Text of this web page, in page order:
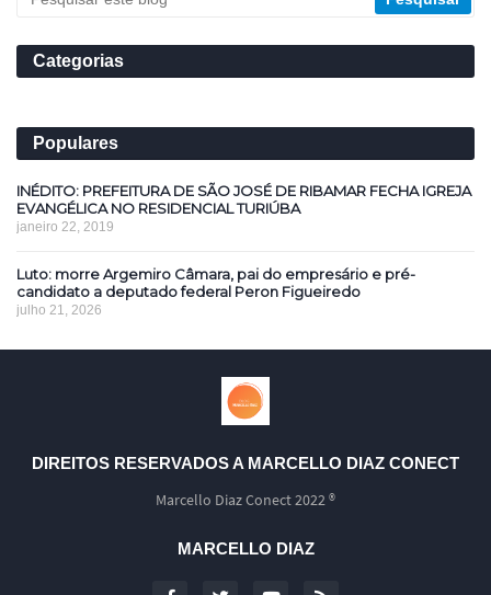
Categorias
Populares
INÉDITO: PREFEITURA DE SÃO JOSÉ DE RIBAMAR FECHA IGREJA
EVANGÉLICA NO RESIDENCIAL TURIÚBA
janeiro 22, 2019
Luto: morre Argemiro Câmara, pai do empresário e pré-
candidato a deputado federal Peron Figueiredo
julho 21, 2026
DIREITOS RESERVADOS A MARCELLO DIAZ CONECT
Marcello Diaz Conect 2022 ®
MARCELLO DIAZ